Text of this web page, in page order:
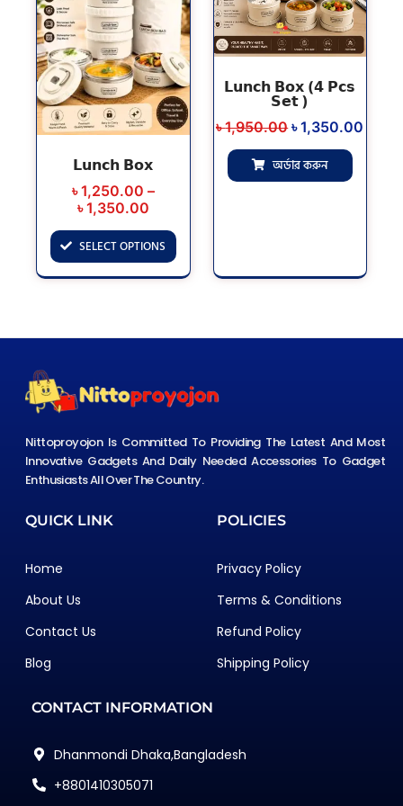
𝗟𝘂𝗻𝗰𝗵 𝗕𝗼𝘅
৳1,250.00 –
৳1,350.00
৳ 1,350.00
SELECT OPTIONS
multiple
variants.
The
options
may
be
chosen
product
page
𝗟𝘂𝗻𝗰𝗵 𝗕𝗼𝘅 (𝟰 𝗣𝗰𝘀
𝗦𝗲𝘁 )
৳1,950.00 ৳1,350.00
অর্ডার করুন
Nittoproyojon Is Committed To Providing The Latest And Most
Innovative Gadgets And Daily Needed Accessories To Gadget
Enthusiasts All Over The Country.
QUICK LINK
Home
About Us
Contact Us
Blog
POLICIES
Privacy Policy
Terms & Conditions
Refund Policy
Shipping Policy
CONTACT INFORMATION
Dhanmondi Dhaka,Bangladesh
+8801410305071